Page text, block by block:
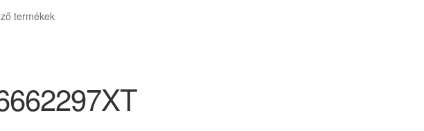
termékek